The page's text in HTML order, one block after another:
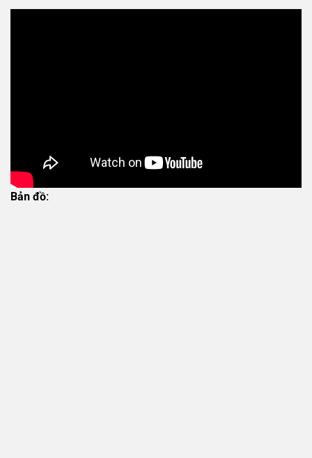
Bản đồ: